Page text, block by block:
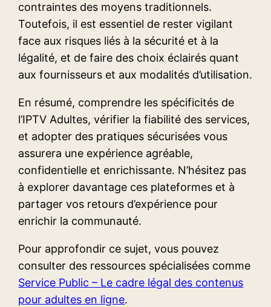
contraintes des moyens traditionnels.
Toutefois, il est essentiel de rester vigilant
face aux risques liés à la sécurité et à la
légalité, et de faire des choix éclairés quant
aux fournisseurs et aux modalités d’utilisation.
En résumé, comprendre les spécificités de
l’IPTV Adultes, vérifier la fiabilité des services,
et adopter des pratiques sécurisées vous
assurera une expérience agréable,
confidentielle et enrichissante. N’hésitez pas
à explorer davantage ces plateformes et à
partager vos retours d’expérience pour
enrichir la communauté.
Pour approfondir ce sujet, vous pouvez
consulter des ressources spécialisées comme
Service Public – Le cadre légal des contenus
pour adultes en ligne.